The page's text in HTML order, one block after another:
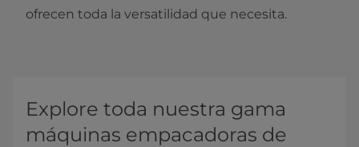
ofrecen toda la versatilidad que necesita.
Explore toda nuestra gama
máquinas empacadoras de